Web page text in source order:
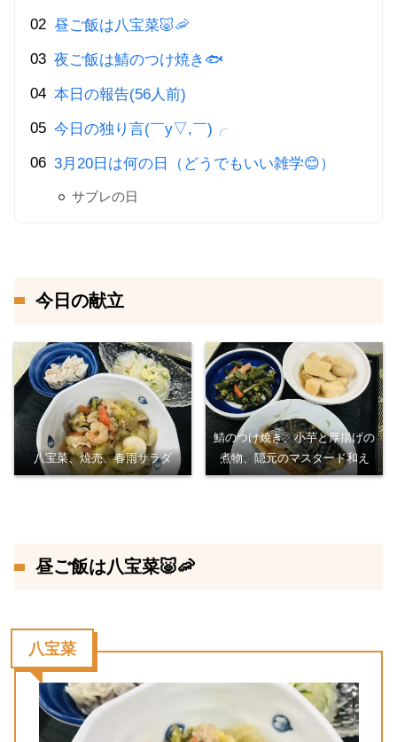
昼ご飯は八宝菜🐷🦐
夜ご飯は鯖のつけ焼き🐟
本日の報告(56人前)
今日の独り言(￣y▽,￣)╭
3月20日は何の日（どうでもいい雑学😊）
サブレの日
今日の献立
八宝菜、焼売、春雨サラダ
鯖のつけ焼き、小芋と厚揚げの
煮物、隠元のマスタード和え
昼ご飯は八宝菜🐷🦐
八宝菜